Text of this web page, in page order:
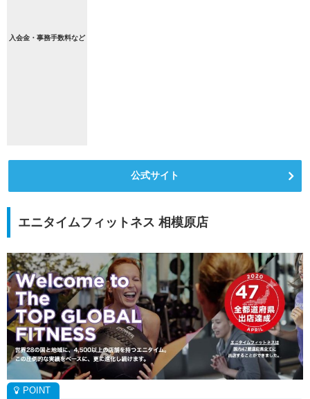
入会金・事務手数料など
公式サイト
エニタイムフィットネス 相模原店